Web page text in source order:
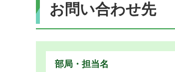
お問い合わせ先
部局・担当名